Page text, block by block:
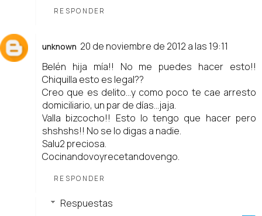
RESPONDER
unknown 20 de noviembre de 2012 a las 19:11
Belén hija mía!! No me puedes hacer esto!!
Chiquilla esto es legal??
Creo que es delito...y como poco te cae arresto
domiciliario, un par de días...jaja.
Valla bizcocho!! Esto lo tengo que hacer pero
shshshs!! No se lo digas a nadie.
Salu2 preciosa.
Cocinandovoyrecetandovengo.
RESPONDER
Respuestas